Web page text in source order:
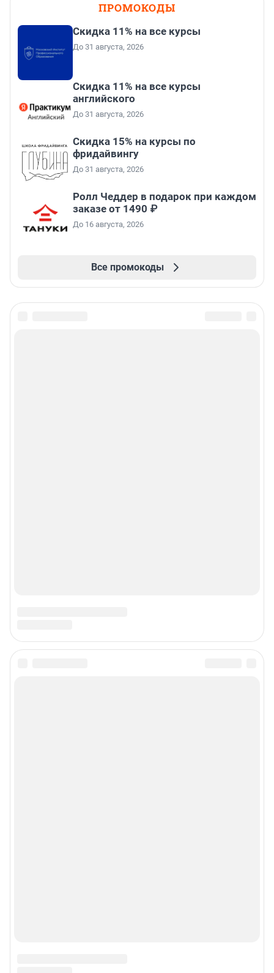
ПРОМОКОДЫ
Скидка 11% на все курсы
До 31 августа, 2026
Скидка 11% на все курсы
английского
До 31 августа, 2026
Скидка 15% на курсы по
фридайвингу
До 31 августа, 2026
Ролл Чеддер в подарок при каждом
заказе от 1490 ₽
До 16 августа, 2026
Все промокоды